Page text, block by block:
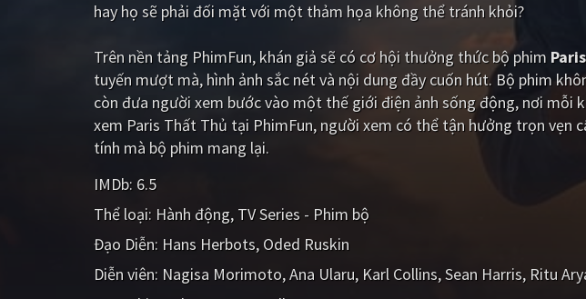
hay họ sẽ phải đối mặt với một thảm họa không thể tránh khỏi?
Trên nền tảng PhimFun, khán giả sẽ có cơ hội thưởng thức bộ phim
tuyến mượt mà, hình ảnh sắc nét và nội dung đầy cuốn hút. Bộ phim
còn đưa người xem bước vào một thế giới điện ảnh sống động, nơi mỗi
xem Paris Thất Thủ tại PhimFun, người xem có thể tận hưởng trọn vẹn
tính mà bộ phim mang lại.
IMDb: 6.5
Thể loại: Hành động TV Series - Phim bộ
Đạo Diễn: Hans Herbots Oded Ruskin
Diễn viên: Nagisa Morimoto Ana Ularu Karl Collins Sean Harris Ritu